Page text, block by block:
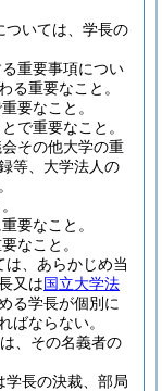
ついては、学長の
重要事項につい
る重要なこと。
要なこと。
で重要なこと。
その他大学の重
等、大学法人の
要なこと。
なこと。
、あらかじめ当
又は国立大学法
る学長が個別に
ばならない。
、その名義者の
学長の決裁、部局